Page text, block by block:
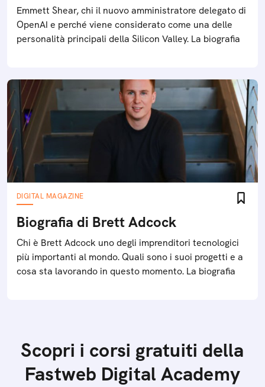
Emmett Shear, chi il nuovo amministratore delegato di
OpenAI e perché viene considerato come una delle
personalità principali della Silicon Valley. La biografia
DIGITAL MAGAZINE
Biografia di Brett Adcock
Chi è Brett Adcock uno degli imprenditori tecnologici
più importanti al mondo. Quali sono i suoi progetti e a
cosa sta lavorando in questo momento. La biografia
Scopri i corsi gratuiti della
Fastweb Digital Academy